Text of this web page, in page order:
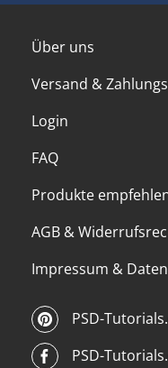
Über uns
Versand &
Login
FAQ
Produkte
AGB &
Impressum &
PSD-
PSD-